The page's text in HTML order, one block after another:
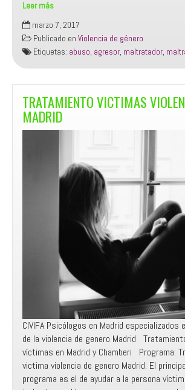
Leer más
TRATAMIENTO
A
MALTRATADORES
Y
AGRESORES
Madrid
marzo 7, 2017
Publicado en Violencia de género
Etiquetas: abuso, agresor, maltratador,
TRATAMIENTO VICTIMAS
MADRID
CIVIFA Psicólogos en Madrid
de la violencia de genero Madrid
víctimas en Madrid y Chamberi Programa:
victima violencia de genero Madrid. El
programa es el de ayudar a la persona